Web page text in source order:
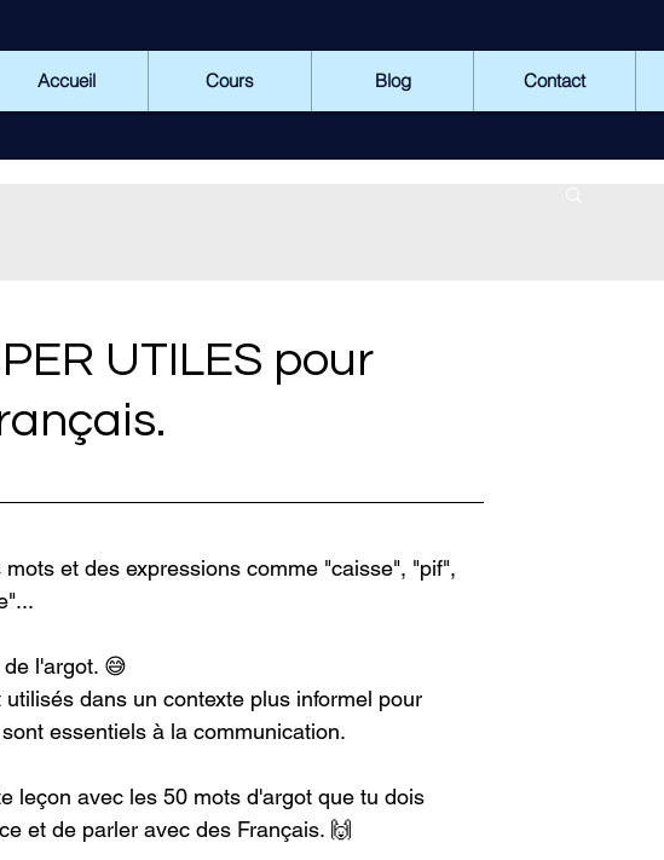
Accueil Cours Blog Contact
UTILES pour
et des expressions comme "caisse", "pif",
l'argot. 😅
dans un contexte plus informel pour
essentiels à la communication.
leçon avec les 50 mots d'argot que tu dois
et de parler avec des Français. 🙌